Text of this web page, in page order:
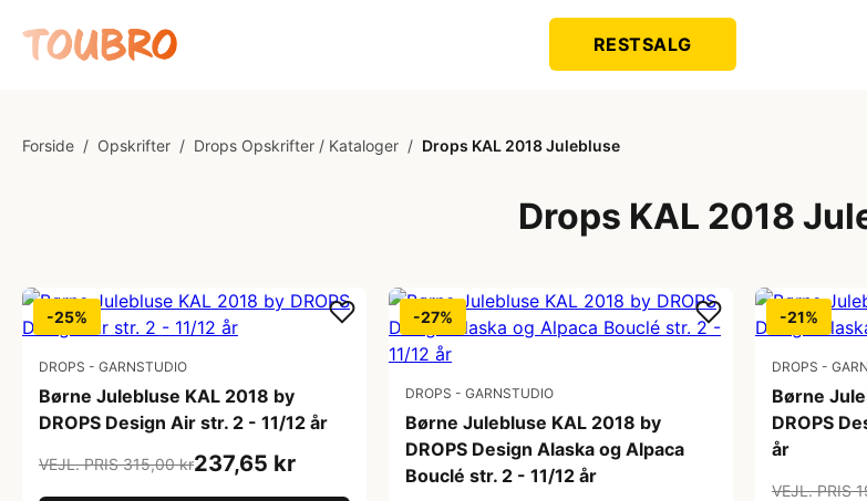
RESTSALG
Forside / Opskrifter / Drops Opskrifter / Kataloger / Drops KAL 2018 Julebluse
Drops KAL 2018
-25%
DROPS - GARNSTUDIO
Børne Julebluse KAL 2018 by
DROPS Design Air str. 2 - 11/12 år
VEJL. PRIS 315,00 kr237,65 kr
-27%
DROPS - GARNSTUDIO
Børne Julebluse KAL 2018 by
DROPS Design Alaska og Alpaca
Bouclé str. 2 - 11/12 år
-21%
DROPS -
Børne
DROPS
år
VEJL. PRIS